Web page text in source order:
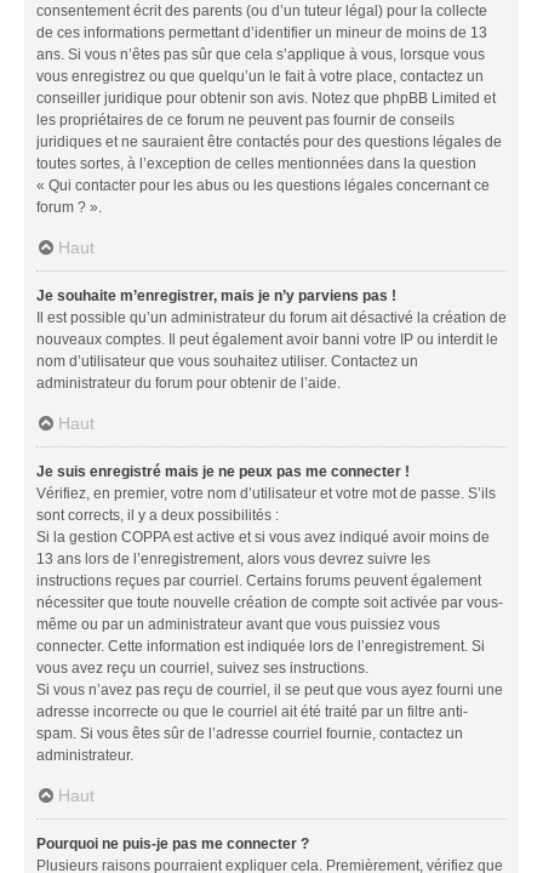
consentement écrit des parents (ou d’un tuteur légal) pour la collecte
de ces informations permettant d’identifier un mineur de moins de 13
ans. Si vous n’êtes pas sûr que cela s’applique à vous, lorsque vous
vous enregistrez ou que quelqu’un le fait à votre place, contactez un
conseiller juridique pour obtenir son avis. Notez que phpBB Limited et
les propriétaires de ce forum ne peuvent pas fournir de conseils
juridiques et ne sauraient être contactés pour des questions légales de
toutes sortes, à l’exception de celles mentionnées dans la question
« Qui contacter pour les abus ou les questions légales concernant ce
forum ? ».
Haut
Je souhaite m’enregistrer, mais je n’y parviens pas !
Il est possible qu’un administrateur du forum ait désactivé la création de
nouveaux comptes. Il peut également avoir banni votre IP ou interdit le
nom d’utilisateur que vous souhaitez utiliser. Contactez un
administrateur du forum pour obtenir de l’aide.
Haut
Je suis enregistré mais je ne peux pas me connecter !
Vérifiez, en premier, votre nom d’utilisateur et votre mot de passe. S’ils
sont corrects, il y a deux possibilités :
Si la gestion COPPA est active et si vous avez indiqué avoir moins de
13 ans lors de l’enregistrement, alors vous devrez suivre les
instructions reçues par courriel. Certains forums peuvent également
nécessiter que toute nouvelle création de compte soit activée par vous-
même ou par un administrateur avant que vous puissiez vous
connecter. Cette information est indiquée lors de l’enregistrement. Si
vous avez reçu un courriel, suivez ses instructions.
Si vous n’avez pas reçu de courriel, il se peut que vous ayez fourni une
adresse incorrecte ou que le courriel ait été traité par un filtre anti-
spam. Si vous êtes sûr de l’adresse courriel fournie, contactez un
administrateur.
Haut
Pourquoi ne puis-je pas me connecter ?
Plusieurs raisons pourraient expliquer cela. Premièrement, vérifiez que